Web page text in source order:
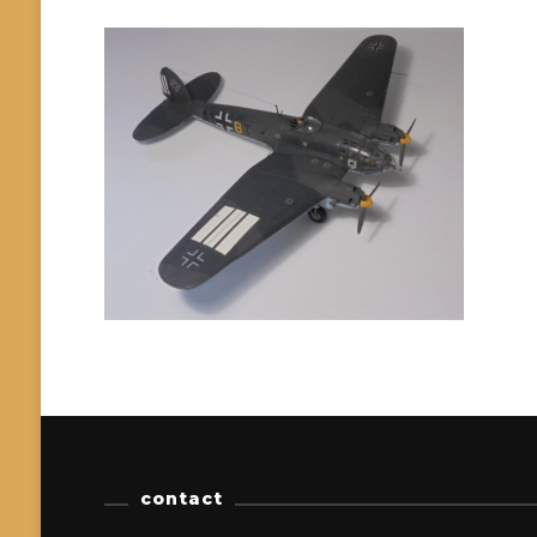
contact